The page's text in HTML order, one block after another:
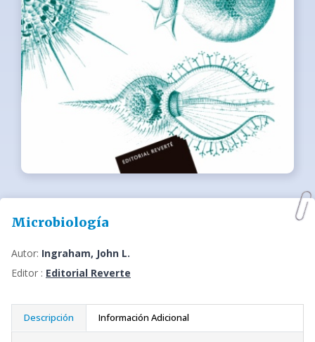
Microbiología
Autor: Ingraham, John L.
Editor : Editorial Reverte
Descripción Información Adicional